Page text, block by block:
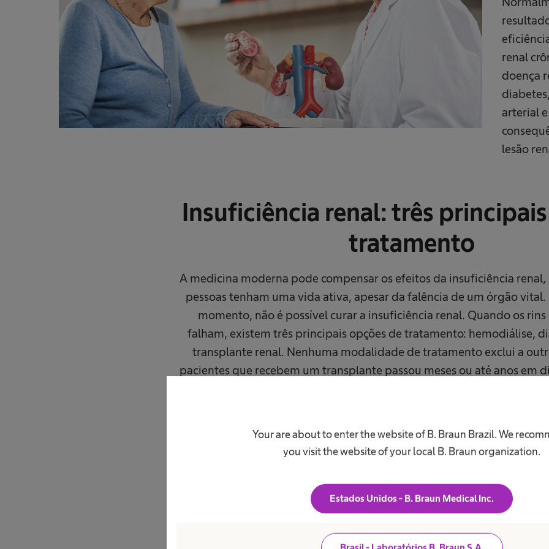
Your are about to enter the website of B. Braun Brazil. We
you visit the website of your local B. Braun organization.
Estados Unidos - B. Braun Medical Inc.
renal
doença
arterial
lesão
Insuficiência renal: três
tratamento
A medicina moderna pode compensar os efeitos da insuficiência
pessoas tenham uma vida ativa, apesar da falência de um órgão
momento, não é possível curar a insuficiência renal. Quando os rins
falham, existem três principais opções de tratamento: hemodiálise,
transplante renal. Nenhuma modalidade de tratamento exclui a
pacientes que recebem um transplante passou meses ou até anos em
Portanto, não hesite em perguntar, mesmo que ache que sua